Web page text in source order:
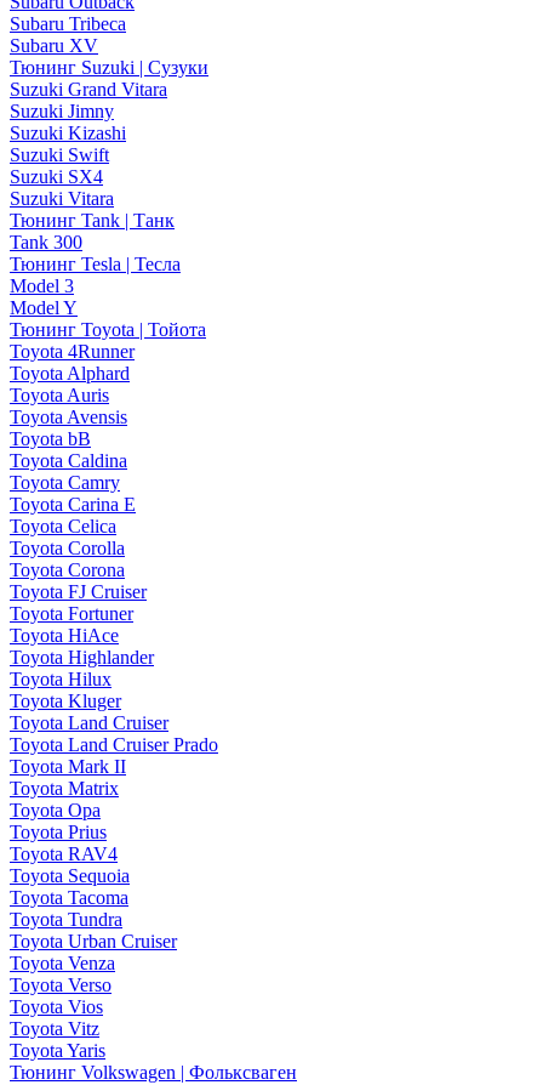
Subaru Tribeca
Subaru XV
Тюнинг Suzuki | Сузуки
Suzuki Grand Vitara
Suzuki Jimny
Suzuki Kizashi
Suzuki Swift
Suzuki SX4
Suzuki Vitara
Тюнинг Tank | Танк
Tank 300
Тюнинг Tesla | Тесла
Model 3
Model Y
Тюнинг Toyota | Тойота
Toyota 4Runner
Toyota Alphard
Toyota Auris
Toyota Avensis
Toyota bB
Toyota Caldina
Toyota Camry
Toyota Carina E
Toyota Celica
Toyota Corolla
Toyota Corona
Toyota FJ Cruiser
Toyota Fortuner
Toyota HiAce
Toyota Highlander
Toyota Hilux
Toyota Kluger
Toyota Land Cruiser
Toyota Land Cruiser Prado
Toyota Mark II
Toyota Matrix
Toyota Opa
Toyota Prius
Toyota RAV4
Toyota Sequoia
Toyota Tacoma
Toyota Tundra
Toyota Urban Cruiser
Toyota Venza
Toyota Verso
Toyota Vios
Toyota Vitz
Toyota Yaris
Тюнинг Volkswagen | Фольксваген